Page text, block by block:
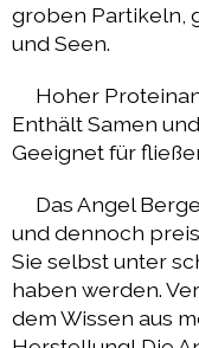
groben Partikeln,
und Seen.
Hoher
Enthält Samen
Geeignet für
Das Angel
und dennoch
Sie selbst unter
haben werden.
dem Wissen aus